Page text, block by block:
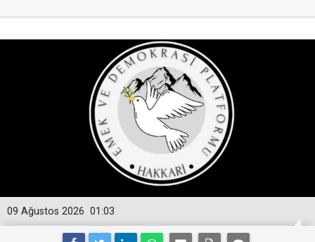
01:03
09 Ağustos 2026